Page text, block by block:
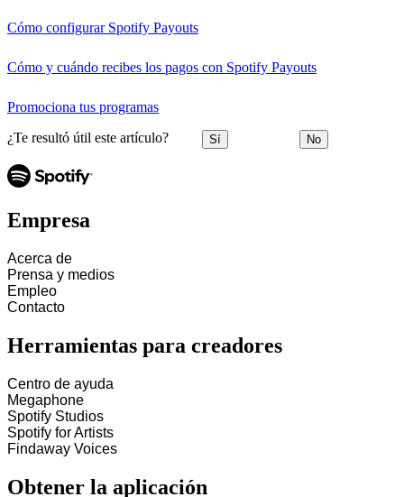
Cómo configurar Spotify Payouts
Cómo y cuándo recibes los pagos con Spotify Payouts
Promociona tus programas
¿Te resultó útil este artículo? Sí No
Empresa
Acerca de
Prensa y medios
Empleo
Contacto
Herramientas para creadores
Centro de ayuda
Megaphone
Spotify Studios
Spotify for Artists
Findaway Voices
Obtener la aplicación